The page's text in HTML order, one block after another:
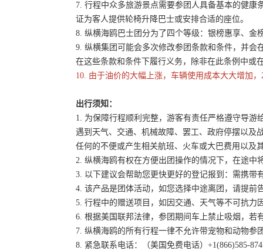
7. 行程中众多旅游景点需要参团人具备基本的健
证为客人提供轮椅升降巴士或安排合适的座位。
8. 纵横海鸥巴士团分为了四个等级：银榜惠享、金
9. 纵横集团可能会多次修改参团条款和条件，并
在这些条款和条件下履行义务，除非在此条例中或
10. 由于油价的大幅上涨，车辆使用成本大大增加
出行须知：
1. 为保障行程顺利完整，游客有责任严格遵守导
遇到天气、交通、机械故障、罢工、政府停摆以及
任何的不便或产生相关航班、火车或大巴费用以及
2. 纵横海鸥有权在方便出团操作的情况下，在途
3. 以下建议会帮助您更快更好的登记报到：需携
4. 该产品是团体活动，如您选择中途离团，请提
5. 行程中的赠送项目，如因交通、天气等不可抗
6. 根据美国联邦法律，参团期间车上禁止吸烟，若
7. 纵横海鸥的所有行程一律不允许带宠物和动物参
8. 紧急联系电话：（美国免费电话）+1(866)585-